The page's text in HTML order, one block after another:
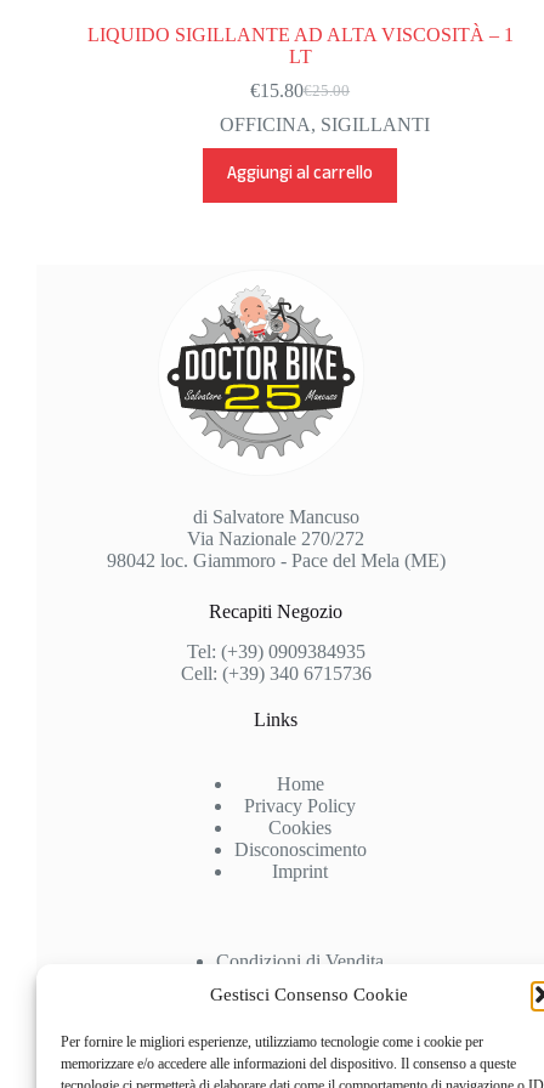
Gestisci Consenso Cookie
Per fornire le migliori esperienze, utilizziamo tecnologie come i cookie per
memorizzare e/o accedere alle informazioni del dispositivo. Il consenso a queste
LIQUIDO SIGILLANTE AD ALTA VISCOSITÀ – 1
LT
€25.00
Il
prezzo
originale
era:
€15.80Il
prezzo
attuale
è:
OFFICINA, SIGILLANTI
Aggiungi al carrello
di Salvatore Mancuso
Via Nazionale 270/272
98042 loc. Giammoro - Pace del Mela (ME)
Recapiti Negozio
Tel: (+39) 0909384935
Cell: (+39) 340 6715736
Links
Home
Privacy Policy
Cookies
Disconoscimento
Imprint
Condizioni di Vendita
Pagamenti
Account